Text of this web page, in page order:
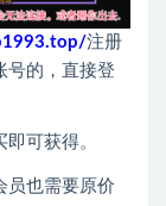
注册
号的，直接登
可获得。
员也需要原价